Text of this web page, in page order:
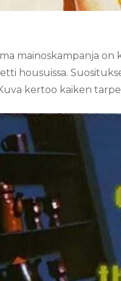
mainoskampanja on
housuissa.
kertoo kaiken